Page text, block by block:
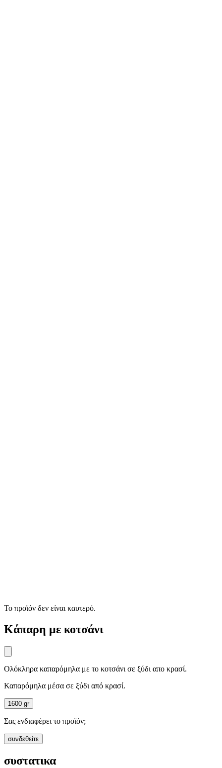
Το προϊόν δεν είναι καυτερό.
Κάπαρη με κοτσάνι
Ολόκληρα καπαρόμηλα με το κοτσάνι σε ξύδι απο κρασί.
Καπαρόμηλα μέσα σε ξύδι από κρασί.
1600 gr
Σας ενδιαφέρει το προϊόν;
συνδεθείτε
συστατικα